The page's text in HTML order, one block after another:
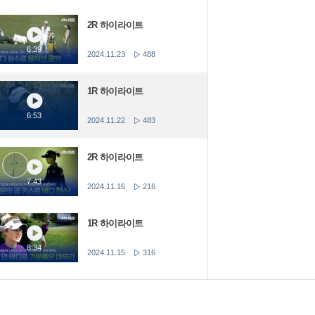
6:39
2R 하이라이트
2024.11.23 488
6:53
1R 하이라이트
2024.11.22 483
7:43
2R 하이라이트
2024.11.16 216
8:34
1R 하이라이트
2024.11.15 316